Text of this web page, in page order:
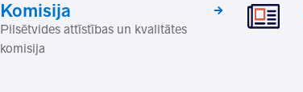
Komisija
Pilsētvides attīstības un kvalitātes
komisija